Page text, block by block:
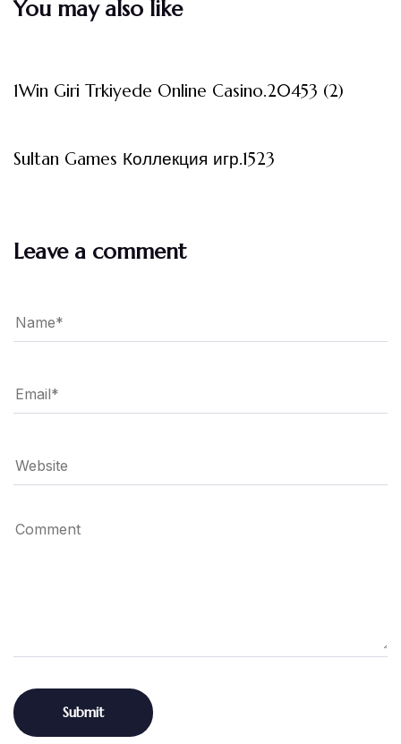
You may also like
1Win Giri Trkiyede Online Casino.20453 (2)
Sultan Games Коллекция игр.1523
Leave a comment